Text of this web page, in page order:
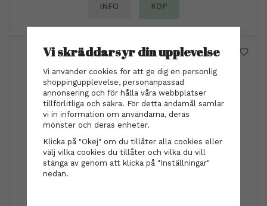
INFO KÖP
Vi skräddarsyr din upplevelse
Vi använder cookies för att ge dig en personlig
shoppingupplevelse, personanpassad
annonsering och för hålla våra webbplatser
tillförlitliga och säkra. För detta ändamål samlar
vi in information om användarna, deras
mönster och deras enheter.
Klicka på "Okej" om du tillåter alla cookies eller
välj vilka cookies du tillåter och vilka du vill
stänga av genom att klicka på "Inställningar"
nedan.